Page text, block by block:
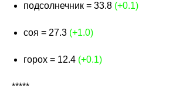
подсолнечник = 33.8 (+0.1)
соя = 27.3 (+1.0)
горох = 12.4 (+0.1)
*****